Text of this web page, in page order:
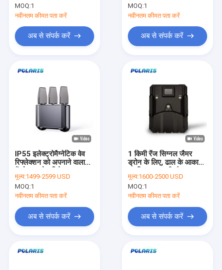
MOQ:1
नवीनतम कीमत पता करें
अब से संपर्क करें
MOQ:1
नवीनतम कीमत पता करें
अब से संपर्क करें
IP55 इलेक्ट्रोमैग्नेटिक वेव
रिफ्लेक्शन को अपनाने वाला
डिवाइस
मूल्य:1499-2599 USD
MOQ:1
नवीनतम कीमत पता करें
अब से संपर्क करें
1 किमी रेंज सिग्नल जैमर
ड्रोन के लिए, ढाल के आकार
मूल्य:1600-2500 USD
MOQ:1
नवीनतम कीमत पता करें
अब से संपर्क करें